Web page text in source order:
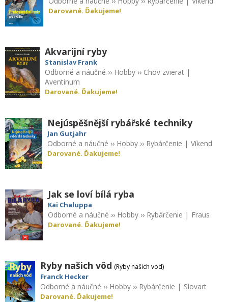
Darované. Ďakujeme!
Akvarijní ryby
Stanislav Frank
Odborné a náučné ›› Hobby ›› Chov zvierat |
Aventinum
Darované. Ďakujeme!
Nejúspěšnější rybářské techniky
Jan Gutjahr
Odborné a náučné ›› Hobby›› Rybárčenie | Víkend
Darované. Ďakujeme!
Jak se loví bílá ryba
Kai Chaluppa
Odborné a náučné ›› Hobby ›› Rybárčenie | Fraus
Darované. Ďakujeme!
Ryby našich vôd (Ryby našich vod)
Franck Hecker
Odborné a náučné ›› Hobby ›› Rybárčenie | Slovart
Darované. Ďakujeme!